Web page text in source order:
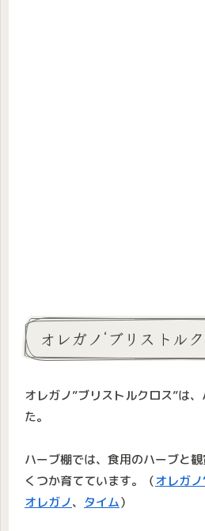
オレガノ‘ブリストル
オレガノ”ブリストルクロス”は
た。
ハーブ棚では、食用のハーブと
くつか育てています。（オレガノ
オレガノ、 タイム）